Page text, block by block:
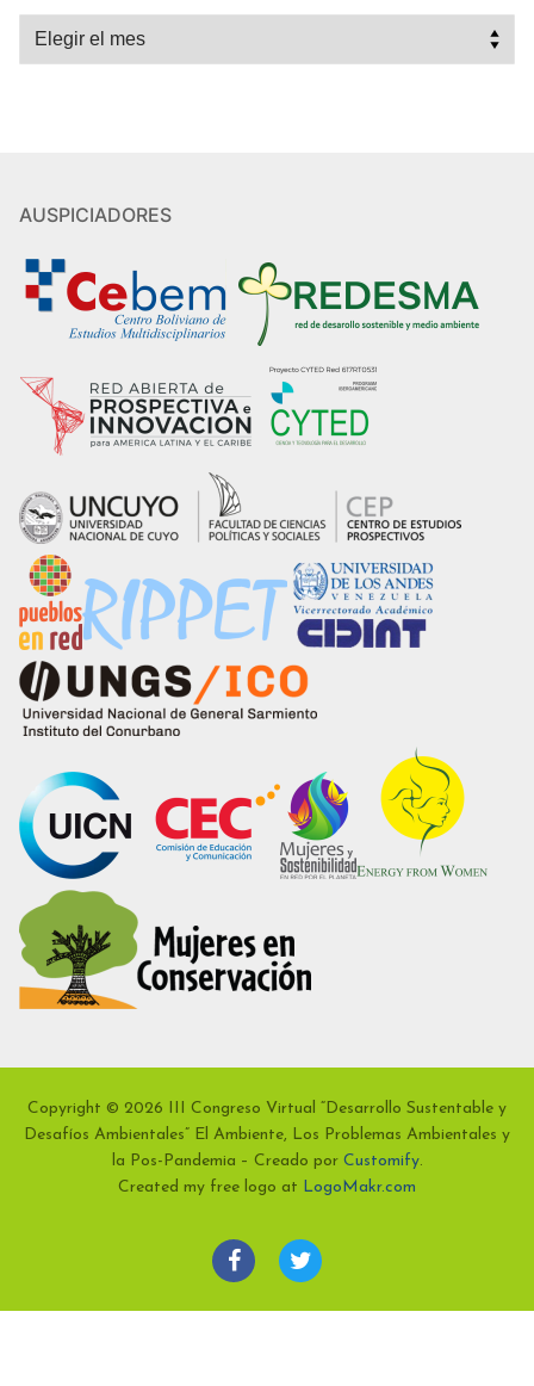
Archivos
AUSPICIADORES
Copyright © 2026 III Congreso Virtual “Desarrollo Sustentable y
Desafíos Ambientales” El Ambiente, Los Problemas Ambientales y
la Pos-Pandemia – Creado por Customify.
Created my free logo at LogoMakr.com